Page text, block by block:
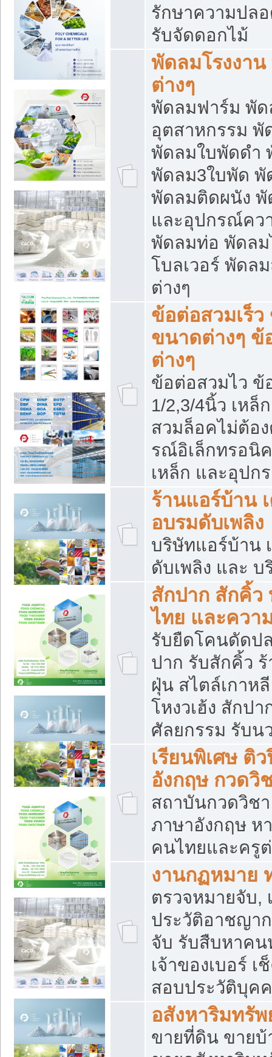
รักษาความปล
รับจัดดอกไม้
พัดลมโรงงา
ต่างๆ
พัดลมฟาร์ม พัด
อุตสาหกรรม
พัดลมใบพัดดำ
พัดลม3ใบพัด พั
พัดลมติดผนัง
และอุปกรณ์คว
พัดลมท่อ พัดลม
โบลเวอร์ พัดล
ต่างๆ
ข้อต่อสวมเร็
ขนาดต่างๆ ข้
ต่างๆ
ข้อต่อสวมไว ข้
1/2,3/4นิ้ว เหล็
สวมล็อคไม่ต้อ
รณ์อิเล็กทรอนิ
เหล็ก และอุปก
ร้านแอร์บ้าน
อบรมดับเพลิง
บริษัทแอร์บ้าน
ดับเพลิง และ
สักปาก สักคิ้
ไทย และควา
รับยืดโคนดัดป
ปาก รับสักคิ้ว
ฝุ่น สไตล์เกาห
โหงวเฮ้ง สักป
ศัลยกรรม รับน
เรียนพิเศษ ติ
อังกฤษ กวดวิ
สถาบันกวดวิช
ภาษาอังกฤษ ห
คนไทยและครู
งานกฏหมาย
ตรวจหมายจับ,
ประวัติอาชญา
จับ รับสืบหาคน
เจ้าของเบอร์
สอบประวัติบุค
อสังหาริมทรัพ
ขายที่ดิน ขายบ้